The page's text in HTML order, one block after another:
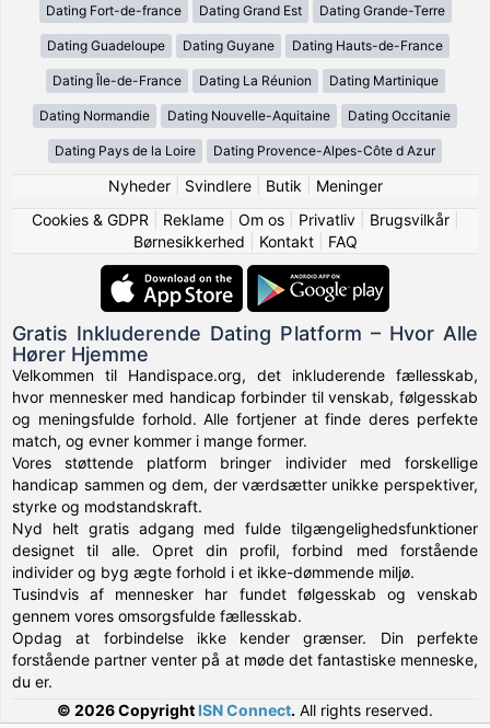
Dating Fort-de-france Dating Grand Est Dating Grande-Terre
Dating Guadeloupe Dating Guyane Dating Hauts-de-France
Dating Île-de-France Dating La Réunion Dating Martinique
Dating Normandie Dating Nouvelle-Aquitaine Dating Occitanie
Dating Pays de la Loire Dating Provence-Alpes-Côte d Azur
Nyheder| Svindlere| Butik
Meninger
Cookies & GDPR
Reklame| Om os| Privatliv| Brugsvilkår|
Børnesikkerhed
Kontakt| FAQ
Gratis Inkluderende Dating Platform – Hvor Alle
Hører Hjemme
Velkommen til Handispace.org, det inkluderende fællesskab,
hvor mennesker med handicap forbinder til venskab, følgesskab
og meningsfulde forhold. Alle fortjener at finde deres perfekte
match, og evner kommer i mange former.
Vores støttende platform bringer individer med forskellige
handicap sammen og dem, der værdsætter unikke perspektiver,
styrke og modstandskraft.
Nyd helt gratis adgang med fulde tilgængelighedsfunktioner
designet til alle. Opret din profil, forbind med forstående
individer og byg ægte forhold i et ikke-dømmende miljø.
Tusindvis af mennesker har fundet følgesskab og venskab
gennem vores omsorgsfulde fællesskab.
Opdag at forbindelse ikke kender grænser. Din perfekte
forstående partner venter på at møde det fantastiske menneske,
du er.
© 2026 Copyright ISN Connect. All rights reserved.